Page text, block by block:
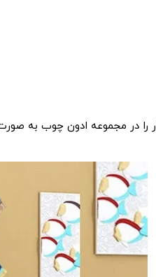
را در مجموعه ادون چوب به